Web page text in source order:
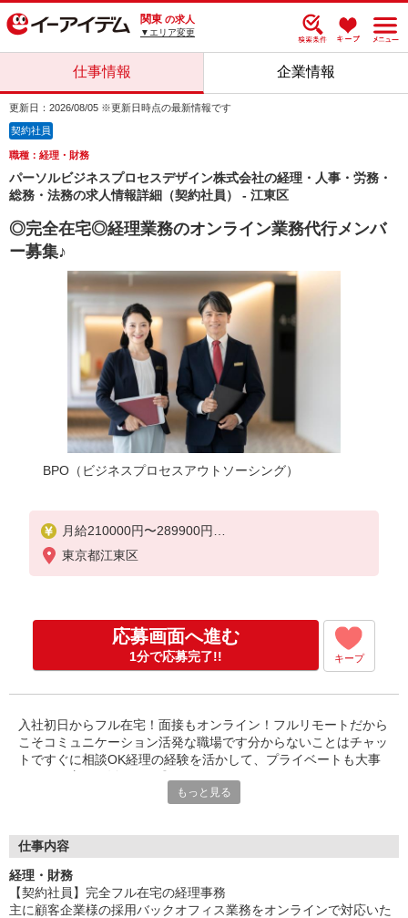
関東 の求人
▼エリア変更
仕事情報 企業情報
更新日：2026/08/05 ※更新日時点の最新情報です
契約社員
職種：経理・財務
パーソルビジネスプロセスデザイン株式会社の経理・人事・労務・
総務・法務の求人情報詳細（契約社員） - 江東区
◎完全在宅◎経理業務のオンライン業務代行メンバ
ー募集♪
BPO（ビジネスプロセスアウトソーシング）
月給210000円〜289900円
月収例 210000円〜289900円+残業代
東京都江東区
応募画面へ進む
1分で応募完了!! キープ
入社初日からフル在宅！面接もオンライン！フルリモートだから
こそコミュニケーション活発な職場です分からないことはチャッ
トですぐに相談OK経理の経験を活かして、プライベートも大事
もっと見る
仕事内容
経理・財務
【契約社員】完全フル在宅の経理事務
主に顧客企業様の採用バックオフィス業務をオンラインで対応いた